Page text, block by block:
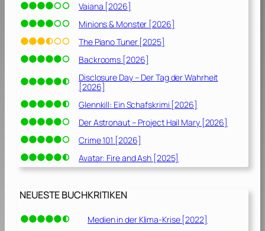
Vaiana [2026]
Minions & Monster [2026]
The Piano Tuner [2025]
Backrooms [2026]
Disclosure Day – Der Tag der Wahrheit
[2026]
Glennkill: Ein Schafskrimi [2026]
Der Astronaut – Project Hail Mary [2026]
Crime 101 [2026]
Avatar: Fire and Ash [2025]
NEUESTE BUCHKRITIKEN
Medien in der Klima-Krise [2022]